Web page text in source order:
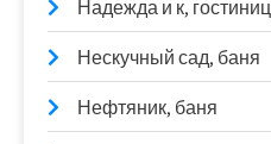
Надежда и к,
Нескучный сад, баня
Нефтяник, баня